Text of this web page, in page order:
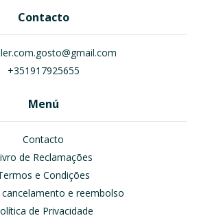
Contacto
+351917925655
Menú
Contacto
de Reclamações
e Condições
cancelamento e reembolso
de Privacidade